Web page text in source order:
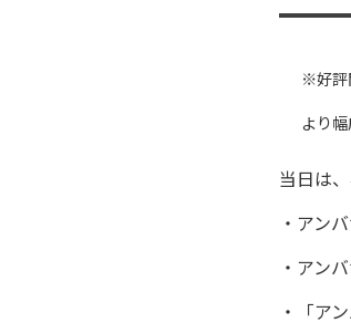
※好評
より
当日は
・アン
・アン
・「ア